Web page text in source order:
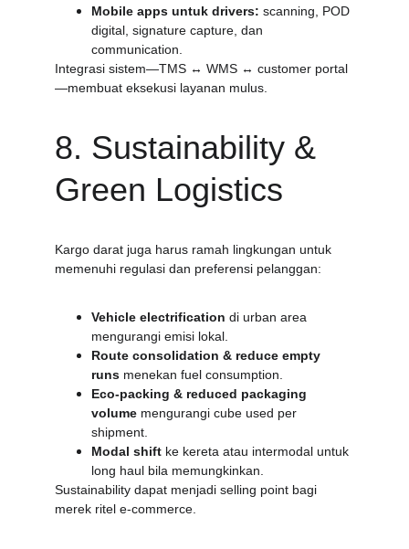
Mobile apps untuk drivers: scanning, POD
digital, signature capture, dan
communication.
Integrasi sistem—TMS ↔ WMS ↔ customer portal
—membuat eksekusi layanan mulus.
8. Sustainability &
Green Logistics
Kargo darat juga harus ramah lingkungan untuk
memenuhi regulasi dan preferensi pelanggan:
Vehicle electrification di urban area
mengurangi emisi lokal.
Route consolidation & reduce empty
runs menekan fuel consumption.
Eco-packing & reduced packaging
volume mengurangi cube used per
shipment.
Modal shift ke kereta atau intermodal untuk
long haul bila memungkinkan.
Sustainability dapat menjadi selling point bagi
merek ritel e-commerce.